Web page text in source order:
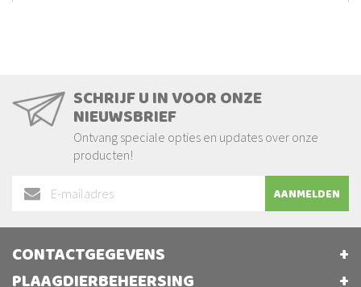
SCHRIJF U IN VOOR ONZE
NIEUWSBRIEF
Ontvang speciale opties en updates over onze
producten!
Abonneer
nieuwsbrief
AANMELDEN
CONTACTGEGEVENS